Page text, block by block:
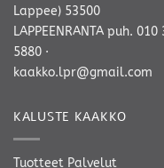
Lappee) 53500
LAPPEENRANTA puh. 010
5880 ·
kaakko.lpr@gmail.com
KALUSTE KAAKKO
Tuotteet Palvelut